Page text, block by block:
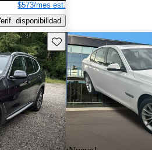
$573/mes est.
disponibilidad
Guarda este Aviso